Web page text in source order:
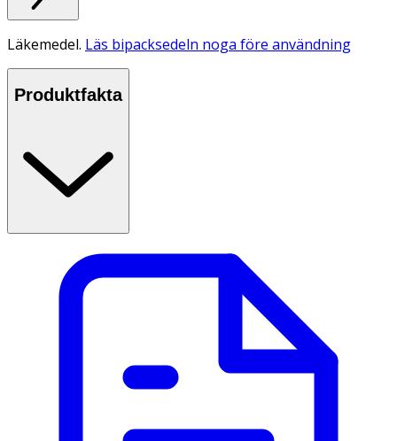
Läkemedel. Läs bipacksedeln noga före användning
Produktfakta